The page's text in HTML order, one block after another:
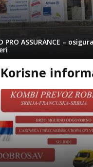
PRO ASSURANCE –
Korisne